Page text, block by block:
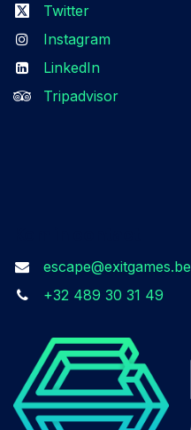
Twitter
Instagram
LinkedIn
Tripadvisor
escape@exitgames.be
+32 489 30 31 49